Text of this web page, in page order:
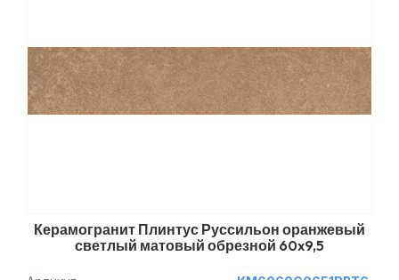
Керамогранит Плинтус Руссильон оранжевый
светлый матовый обрезной 60x9,5